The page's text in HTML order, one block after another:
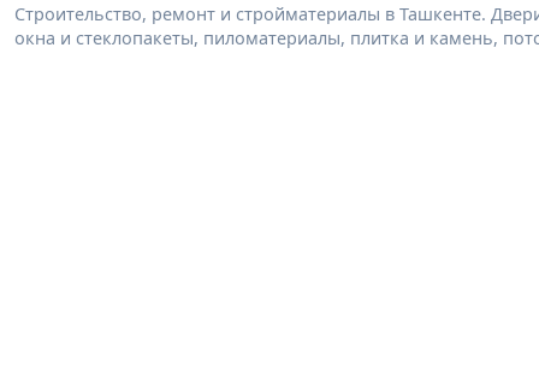
Строительство, ремонт и стройматериалы в Ташкенте.
окна и стеклопакеты, пиломатериалы, плитка и камень,